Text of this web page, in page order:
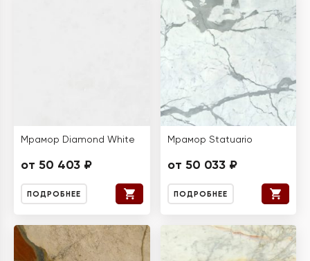
Мрамор Diamond White
от 50 403 ₽
ПОДРОБНЕЕ
Мрамор Statuario
от 50 033 ₽
ПОДРОБНЕЕ